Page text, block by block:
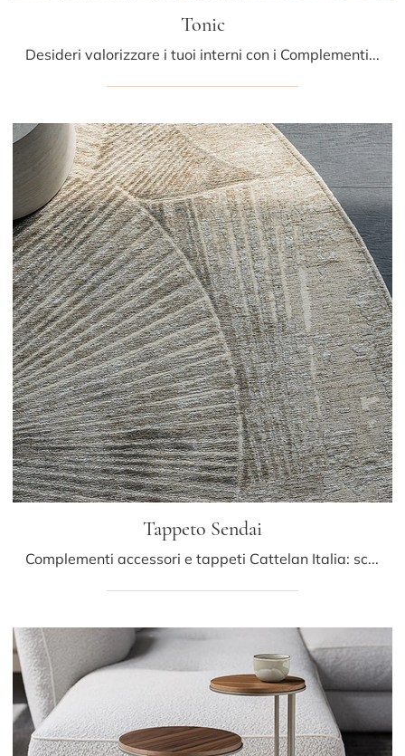
Tonic
Desideri valorizzare i tuoi interni con i Complementi Cattelan Italia? Eccoti molteplici modelli di tavolini in ceramica come Tonic.
Tappeto Sendai
Complementi accessori e tappeti Cattelan Italia: scopri come impreziosire i tuoi locali moderni con il modello Tappeto Sendai.